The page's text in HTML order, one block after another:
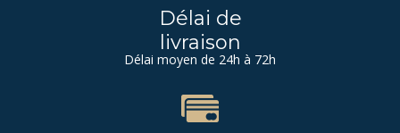
Délai de
livraison
Délai moyen de 24h à 72h